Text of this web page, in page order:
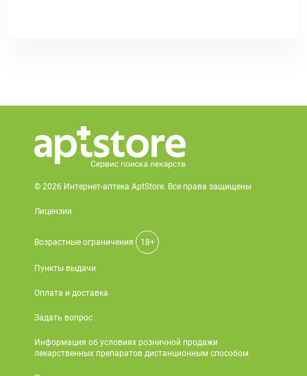
© 2026 Интернет-аптека AptStore. Все права защищены
Лицензии
Возрастные ограничения 18+
Пункты выдачи
Оплата и доставка
Задать вопрос
Информация об условиях розничной продажи
лекарственных препаратов дистанционным способом